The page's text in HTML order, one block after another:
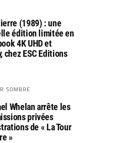
(1989) : une
édition limitée en
4K UHD et
chez ESC Editions
SOMBRE
Whelan arrête les
privées
de « La Tour
»